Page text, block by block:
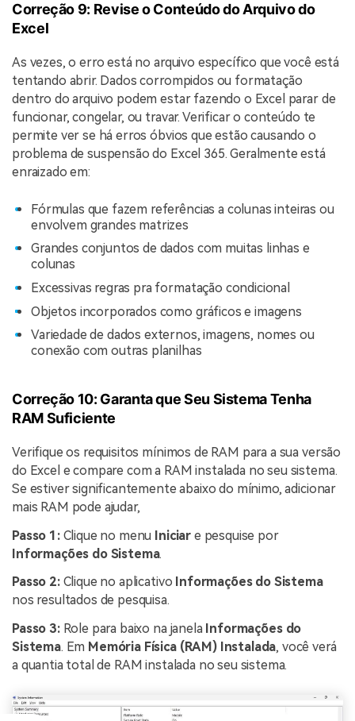
Correção 9: Revise o Conteúdo do Arquivo do
Excel
As vezes, o erro está no arquivo específico que você está
tentando abrir. Dados corrompidos ou formatação
dentro do arquivo podem estar fazendo o Excel parar de
funcionar, congelar, ou travar. Verificar o conteúdo te
permite ver se há erros óbvios que estão causando o
problema de suspensão do Excel 365. Geralmente está
enraizado em:
Fórmulas que fazem referências a colunas inteiras ou
envolvem grandes matrizes
Grandes conjuntos de dados com muitas linhas e
colunas
Excessivas regras pra formatação condicional
Objetos incorporados como gráficos e imagens
Variedade de dados externos, imagens, nomes ou
conexão com outras planilhas
Correção 10: Garanta que Seu Sistema Tenha
RAM Suficiente
Verifique os requisitos mínimos de RAM para a sua versão
do Excel e compare com a RAM instalada no seu sistema.
Se estiver significantemente abaixo do mínimo, adicionar
mais RAM pode ajudar,
Passo 1:Clique no menu Iniciar e pesquise por
Informações do Sistema.
Passo 2:Clique no aplicativo Informações do Sistema
nos resultados de pesquisa.
Passo 3:Role para baixo na janela Informações do
Sistema. Em Memória Física (RAM) Instalada, você verá
a quantia total de RAM instalada no seu sistema.